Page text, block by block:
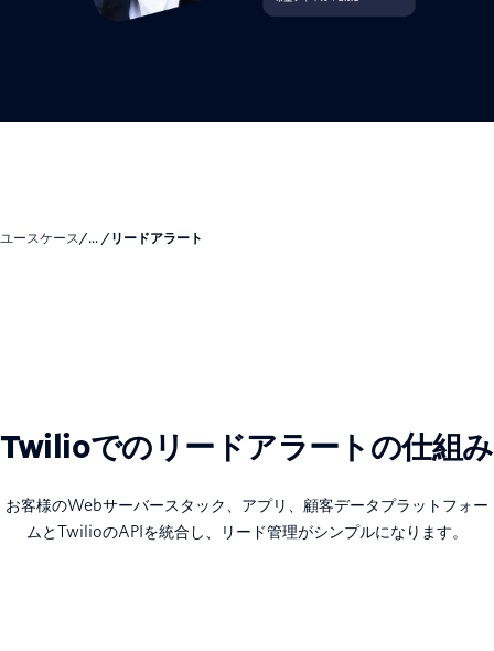
ユースケース/... / リードアラート
Twilioでのリードアラートの仕組み
お客様のWebサーバースタック、アプリ、顧客データプラットフォー
ムとTwilioのAPIを統合し、リード管理がシンプルになります。